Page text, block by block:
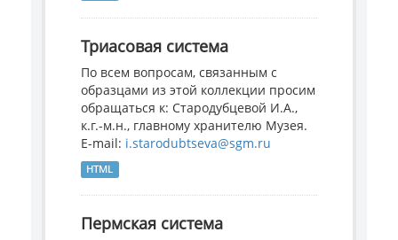
Триасовая система
По всем вопросам, связанным с
образцами из этой коллекции просим
обращаться к: Стародубцевой И.А.,
к.г.-м.н., главному хранителю Музея.
E-mail: i.starodubtseva@sgm.ru
HTML
Пермская система